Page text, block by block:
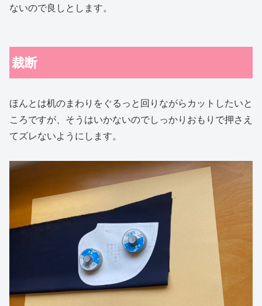
ないので良しとします。
裁断
ほんとは机のまわりをぐるっと回りながらカットしたいと
ころですが、そうはいかないのでしっかりおもりで押さえ
てズレないようにします。